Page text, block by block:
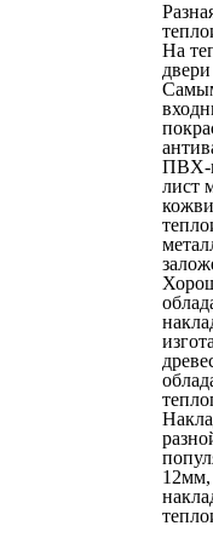
На
ПВХ-
лист